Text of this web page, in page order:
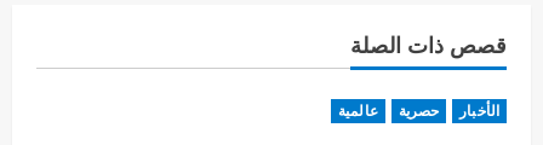
قصص ذات الصلة
الأخبار حصرية عالمية